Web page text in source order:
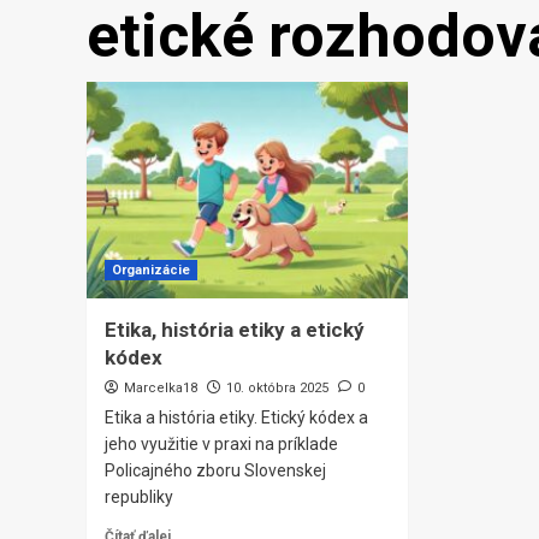
etické
Organizácie
Etika, história etiky a etický
kódex
Marcelka18 10. októbra 2025 0
Etika a história etiky. Etický kódex a
jeho využitie v praxi na príklade
Policajného zboru Slovenskej
republiky